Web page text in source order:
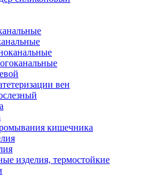
вен
кишечника
изделия, термостойкие